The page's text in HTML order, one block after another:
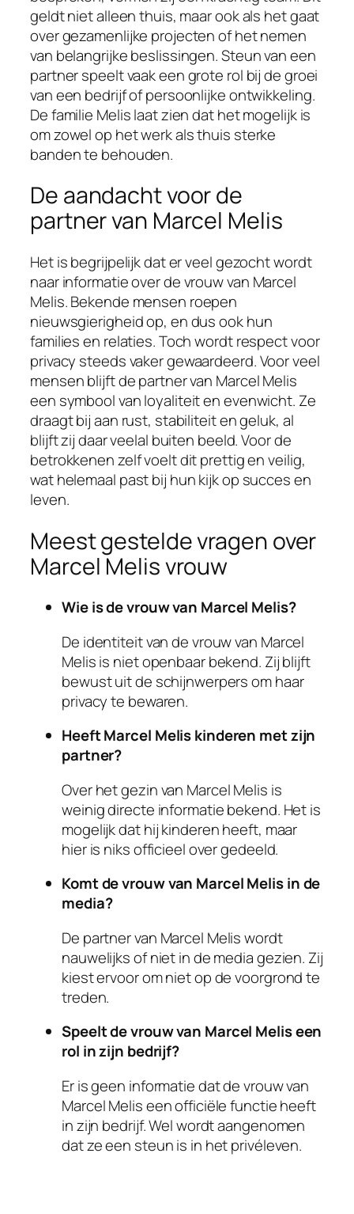
geldt niet alleen thuis, maar ook als het gaat
over gezamenlijke projecten of het nemen
van belangrijke beslissingen. Steun van een
partner speelt vaak een grote rol bij de groei
van een bedrijf of persoonlijke ontwikkeling.
De familie Melis laat zien dat het mogelijk is
om zowel op het werk als thuis sterke
banden te behouden.
De aandacht voor de
partner van Marcel Melis
Het is begrijpelijk dat er veel gezocht wordt
naar informatie over de vrouw van Marcel
Melis. Bekende mensen roepen
nieuwsgierigheid op, en dus ook hun
families en relaties. Toch wordt respect voor
privacy steeds vaker gewaardeerd. Voor veel
mensen blijft de partner van Marcel Melis
een symbool van loyaliteit en evenwicht. Ze
draagt bij aan rust, stabiliteit en geluk, al
blijft zij daar veelal buiten beeld. Voor de
betrokkenen zelf voelt dit prettig en veilig,
wat helemaal past bij hun kijk op succes en
leven.
Meest gestelde vragen over
Marcel Melis vrouw
Wie is de vrouw van Marcel Melis?
De identiteit van de vrouw van Marcel
Melis is niet openbaar bekend. Zij blijft
bewust uit de schijnwerpers om haar
privacy te bewaren.
Heeft Marcel Melis kinderen met zijn
partner?
Over het gezin van Marcel Melis is
weinig directe informatie bekend. Het is
mogelijk dat hij kinderen heeft, maar
hier is niks officieel over gedeeld.
Komt de vrouw van Marcel Melis in de
media?
De partner van Marcel Melis wordt
nauwelijks of niet in de media gezien. Zij
kiest ervoor om niet op de voorgrond te
treden.
Speelt de vrouw van Marcel Melis een
rol in zijn bedrijf?
Er is geen informatie dat de vrouw van
Marcel Melis een officiële functie heeft
in zijn bedrijf. Wel wordt aangenomen
dat ze een steun is in het privéleven.